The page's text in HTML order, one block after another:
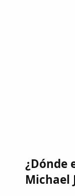
¿Dónde
Michael